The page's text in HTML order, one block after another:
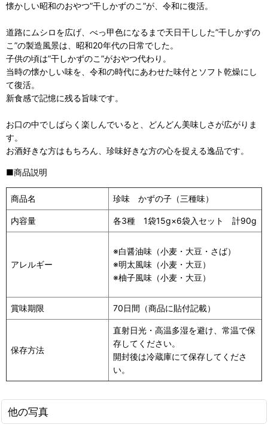
懐かしい昭和のおやつ”干しかずのこ”が、令和に復活。
道路にムシロを広げ、べっ甲色になるまで天日干しした”干しかずの
こ”の製造風景は、昭和20年代の日常でした。
子供の頃は”干しかずのこ”がおやつ代わり。
当時の懐かしい味を、令和の時代にあわせた味付とソフト乾燥にし
て復活。
新食感で記憶に残る旨味です。
お口の中でしばらく楽しんでいると、どんどん美味しさが広がりま
す。
お酒好きな方はもちろん、珍味好きな方の心を捉える逸品です。
■商品説明
商品名 珍味 かずの子（三種味）
内容量 各3種 1袋15g×6袋入セット 計90g
アレルギー
※白醤油味（小麦・大豆・さば）
※明太風味（小麦・大豆）
※柚子風味（小麦・大豆）
賞味期限 70日間（商品に貼付記載）
保存方法
直射日光・高温多湿を避け、常温で保
存してください。
開封後は冷蔵庫にて保存してくださ
い。
他の写真